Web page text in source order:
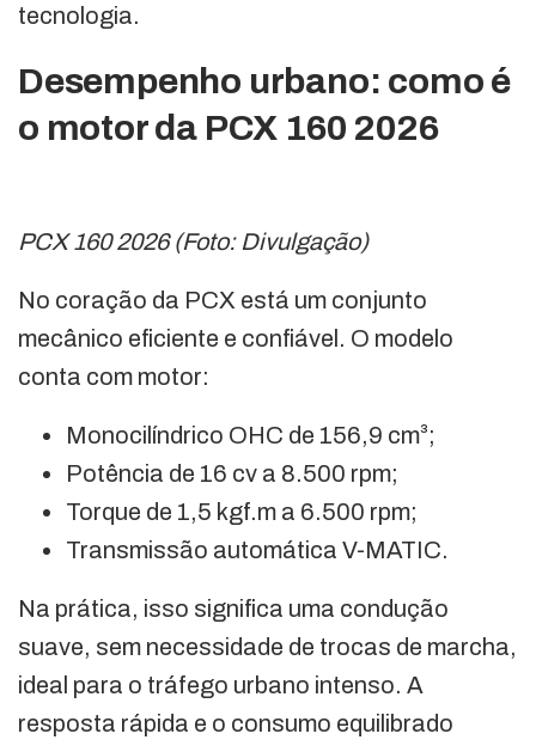
tecnologia.
Desempenho urbano: como é
o motor da PCX 160 2026
PCX 160 2026 (Foto: Divulgação)
No coração da PCX está um conjunto
mecânico eficiente e confiável. O modelo
conta com motor:
Monocilíndrico OHC de 156,9 cm³;
Potência de 16 cv a 8.500 rpm;
Torque de 1,5 kgf.m a 6.500 rpm;
Transmissão automática V-MATIC.
Na prática, isso significa uma condução
suave, sem necessidade de trocas de marcha,
ideal para o tráfego urbano intenso. A
resposta rápida e o consumo equilibrado